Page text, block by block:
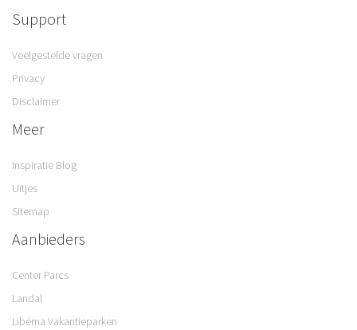
Support
Veelgestelde vragen
Privacy
Disclaimer
Meer
Inspiratie Blog
Uitjes
Sitemap
Aanbieders
Center Parcs
Landal
Libéma Vakantieparken